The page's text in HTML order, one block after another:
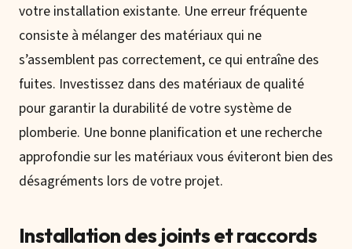
votre installation existante. Une erreur fréquente
consiste à mélanger des matériaux qui ne
s’assemblent pas correctement, ce qui entraîne des
fuites. Investissez dans des matériaux de qualité
pour garantir la durabilité de votre système de
plomberie. Une bonne planification et une recherche
approfondie sur les matériaux vous éviteront bien des
désagréments lors de votre projet.
Installation des joints et raccords